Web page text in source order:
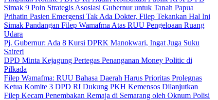
Simak 9 Poin Strategis Asosiasi Gubernur untuk Tanah Papua
Prihatin Pasien Emergensi Tak Ada Dokter, Filep Tekankan Hal Ini
Simak Pandangan Filep Wamafma Atas RUU Pengeloaan Ruang
Udara
Pj. Gubernur: Ada 8 Kursi DPRK Manokwari, Ingat Juga Suku
Saireri
DPD Minta Kejagung Pertegas Penanganan Money Politic di
Pilkada
Filep Wamafma: RUU Bahasa Daerah Harus Prioritas Prolegnas
Ketua Komite 3 DPD RI Dukung PKH Kemensos Dilanjutkan
Filep Kecam Penembakan Remaja di Semarang oleh Oknum Polisi